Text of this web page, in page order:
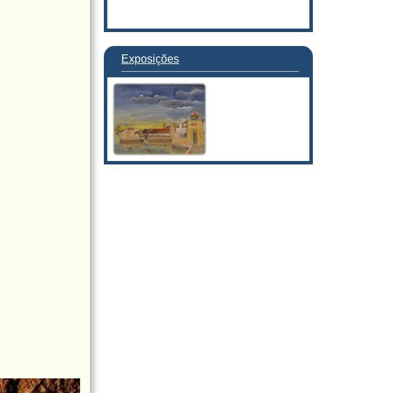
Exposições